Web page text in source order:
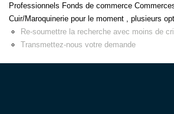
INVESTISSEURS
Professionnels Fonds de commerce
Cuir/Maroquinerie pour le moment , plusieurs
Re-soumettre la recherche avec moins de
Transmettez-nous votre demande